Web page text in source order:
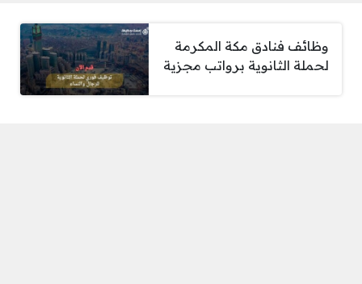
وظائف فنادق مكة المكرمة
لحملة الثانوية برواتب مجزية